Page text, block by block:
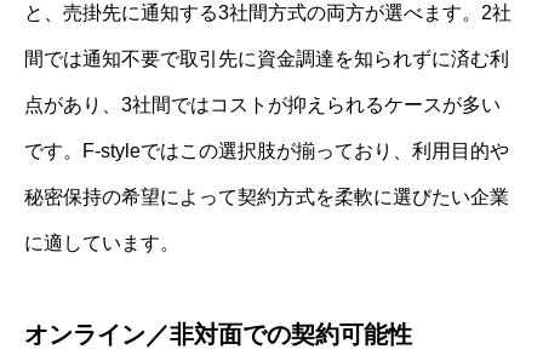
と、売掛先に通知する3社間方式の両方が選べます。2社
間では通知不要で取引先に資金調達を知られずに済む利
点があり、3社間ではコストが抑えられるケースが多い
です。F-styleではこの選択肢が揃っており、利用目的や
秘密保持の希望によって契約方式を柔軟に選びたい企業
に適しています。
オンライン／非対面での契約可能性